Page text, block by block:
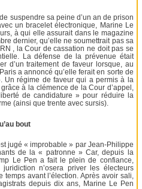
suspendre sa peine d’un an de prison
un bracelet électronique, Marine Le
à qui elle assurait dans le magazine
dernier, qu’elle ne soumettrait pas sa
, la Cour de cassation ne doit pas se
La défense de la prévenue était
d’un traitement de faveur lorsque, au
a annoncé qu’elle ferait en sorte de
Un régime de faveur qui a permis à la
à la clémence de la Cour d’appel,
de candidature » pour réduire la
(ainsi que trente avec sursis).
bout
jugé « improbable » par Jean-Philippe
de la « patronne » Car, depuis la
Le Pen a fait le plein de confiance,
n’osera priver les électeurs
temps avant l’élection. Après avoir sali,
depuis dix ans, Marine Le Pen